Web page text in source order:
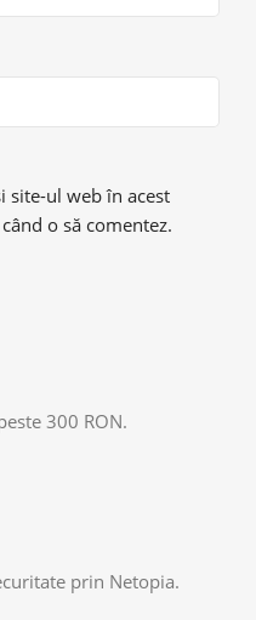
site-ul web în acest
o să comentez.
300 RON.
prin Netopia.